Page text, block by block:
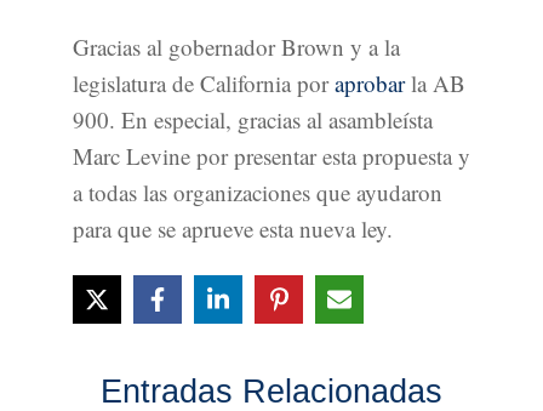
Gracias al gobernador Brown y a la
legislatura de California poraprobarla AB
900. En especial, gracias al asambleísta
Marc Levine por presentar esta propuesta y
a todas las organizaciones que ayudaron
para que se aprueve esta nueva ley.
Entradas Relacionadas